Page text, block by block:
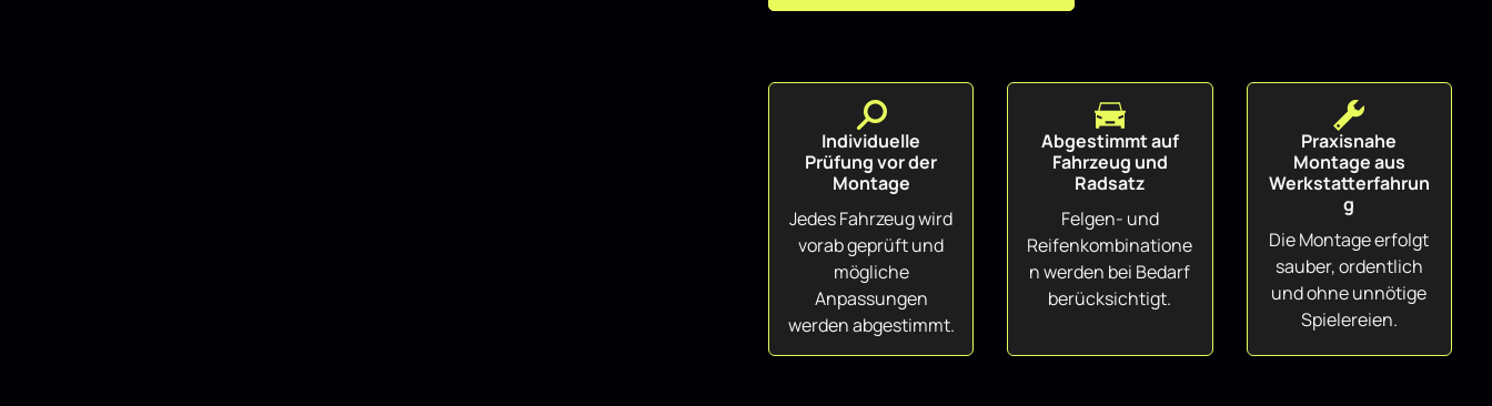
Individuelle
Prüfung vor der
Montage
Jedes Fahrzeug wird
vorab geprüft und
mögliche
Anpassungen
werden abgestimmt.
Abgestimmt auf
Fahrzeug und
Radsatz
Felgen- und
Reifenkombinatione
n werden bei Bedarf
berücksichtigt.
Praxisnahe
Montage aus
Werkstatterfahrun
g
Die Montage erfolgt
sauber, ordentlich
und ohne unnötige
Spielereien.